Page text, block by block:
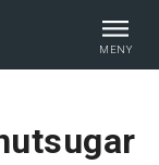
MENY